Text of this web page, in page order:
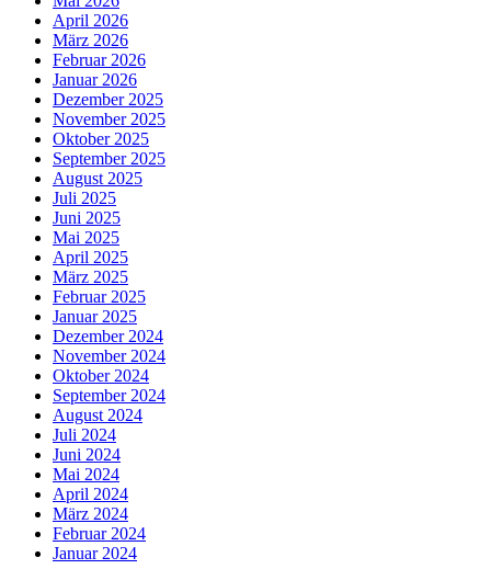
April 2026
März 2026
Februar 2026
Januar 2026
Dezember 2025
November 2025
Oktober 2025
September 2025
August 2025
Juli 2025
Juni 2025
Mai 2025
April 2025
März 2025
Februar 2025
Januar 2025
Dezember 2024
November 2024
Oktober 2024
September 2024
August 2024
Juli 2024
Juni 2024
Mai 2024
April 2024
März 2024
Februar 2024
Januar 2024